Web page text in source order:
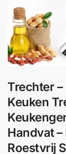
Trechter –
Keuken
Handvat
Roestvrij